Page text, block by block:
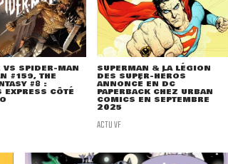
VS SPIDER-MAN
#159, THE
#8 :
EXPRESS CÔTÉ
SUPERMAN & LA LÉGION
DES SUPER-HÉROS
ANNONCÉ EN DC
PAPERBACK CHEZ URBAN
COMICS EN SEPTEMBRE
2025
ACTU VF